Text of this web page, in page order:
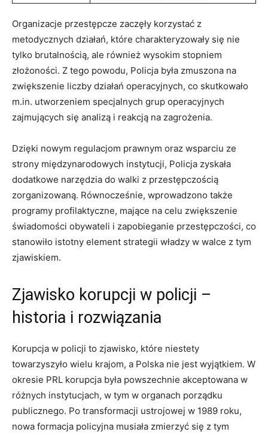
Organizacje przestępcze zaczęły korzystać z
‌metodycznych działań, które charakteryzowały się nie
tylko⁣ brutalnością, ale również wysokim stopniem
złożoności. Z tego powodu, Policja była zmuszona na
zwiększenie​ liczby działań operacyjnych, co skutkowało
m.in. utworzeniem ⁤specjalnych grup operacyjnych⁢
zajmujących się analizą i reakcją na ⁣zagrożenia.
Dzięki nowym regulacjom‌ prawnym oraz wsparciu ze⁣
strony ⁢międzynarodowych instytucji, Policja‌ zyskała⁣
dodatkowe narzędzia do​ walki z przestępczością
zorganizowaną. Równocześnie, wprowadzono także
programy profilaktyczne,⁢ mające na celu ‍zwiększenie
świadomości obywateli⁢ i zapobieganie ⁢przestępczości, co
stanowiło⁤ istotny element strategii‍ władzy⁢ w walce z ​tym
zjawiskiem.
Zjawisko korupcji w‌ policji –
‍historia i​ rozwiązania
Korupcja w⁢ policji to ‌zjawisko,⁢ które niestety
towarzyszyło wielu krajom, a Polska nie jest wyjątkiem. ‌W
okresie ⁢PRL korupcja była ⁢powszechnie⁣ akceptowana ⁢w
różnych instytucjach, w tym w ‍organach porządku
publicznego. Po transformacji⁤ ustrojowej w 1989 roku,
nowa formacja policyjna musiała zmierzyć się z tym